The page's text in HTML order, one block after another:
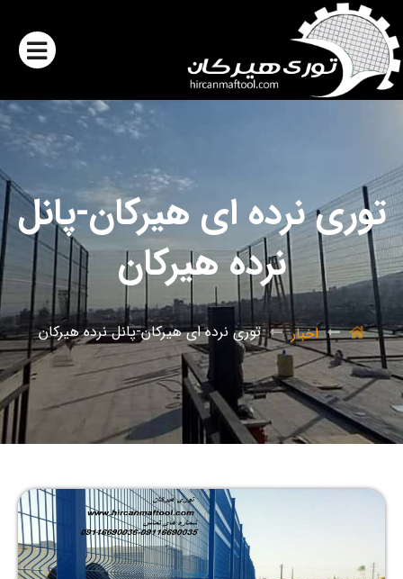
توری نرده ای هیرکان-پانل
نرده هیرکان
اخبار توری نرده ای هیرکان-پانل نرده هیرکان